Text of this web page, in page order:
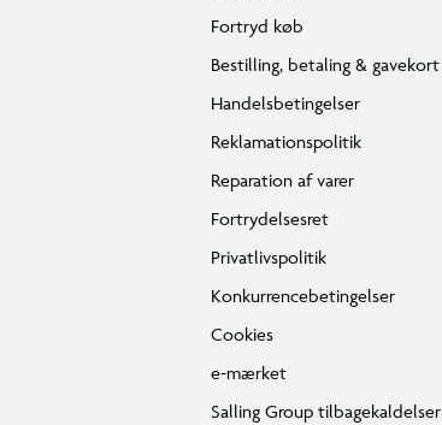
Fortryd køb
Bestilling, betaling & gavekort
Handelsbetingelser
Reklamationspolitik
Reparation af varer
Fortrydelsesret
Privatlivspolitik
Konkurrencebetingelser
Cookies
e-mærket
Salling Group tilbagekaldelser